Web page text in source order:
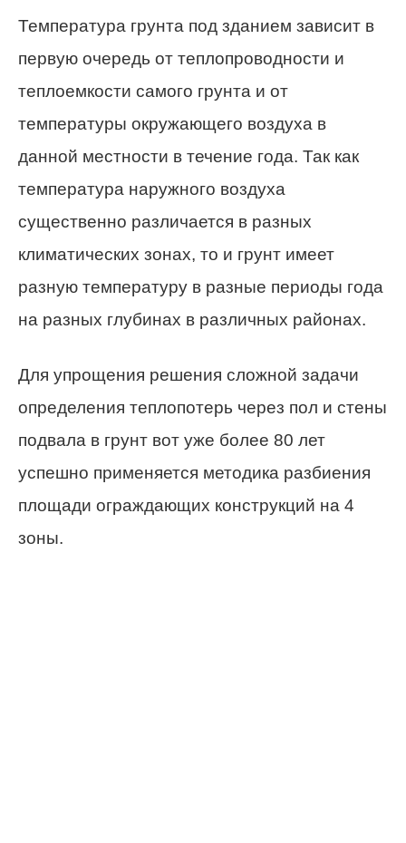
Температура грунта под зданием зависит в
первую очередь от теплопроводности и
теплоемкости самого грунта и от
температуры окружающего воздуха в
данной местности в течение года. Так как
температура наружного воздуха
существенно различается в разных
климатических зонах, то и грунт имеет
разную температуру в разные периоды года
на разных глубинах в различных районах.
Для упрощения решения сложной задачи
определения теплопотерь через пол и стены
подвала в грунт вот уже более 80 лет
успешно применяется методика разбиения
площади ограждающих конструкций на 4
зоны.